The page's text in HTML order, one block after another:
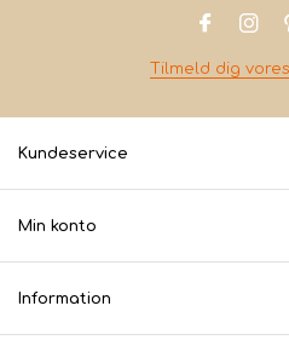
Tilmeld dig
Kundeservice
Min konto
Information